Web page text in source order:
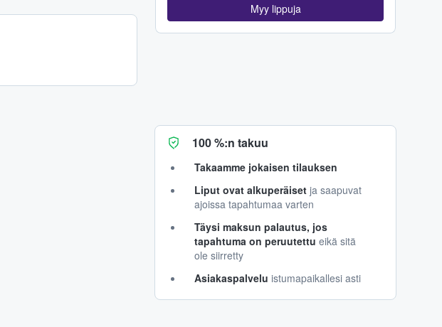
Myy lippuja
100 %:n takuu
Takaamme jokaisen tilauksen
Liput ovat alkuperäiset ja saapuvat
ajoissa tapahtumaa varten
Täysi maksun palautus, jos
tapahtuma on peruutettu eikä sitä
ole siirretty
Asiakaspalvelu istumapaikallesi asti